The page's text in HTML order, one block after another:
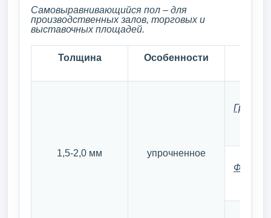
Самовыравнивающийся пол – для
производственных залов, торговых и
выставочных площадей.
Толщина Особенности
1,5-2,0 мм упрочненное